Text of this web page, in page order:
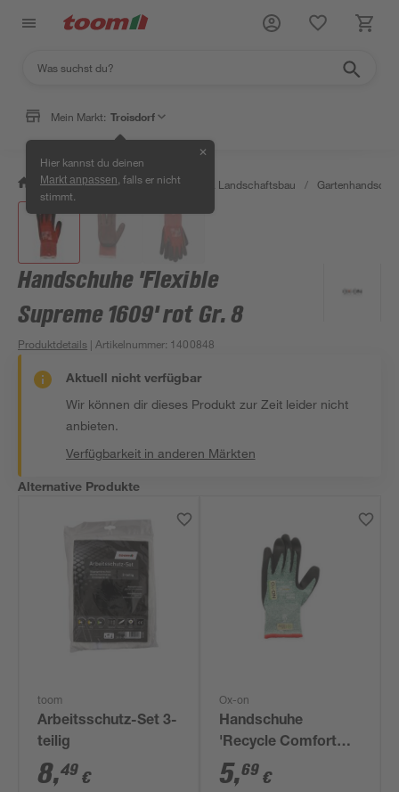
Mein Markt: Troisdorf
Hier kannst du deinen
Markt anpassen , falls er nicht
stimmt.
✕
/ Garten & Freizeit / Gartenbau & Landschaftsbau /
Handschuhe 'Flexible
Supreme 1609' rot Gr. 8
Produktdetails | Artikelnummer: 1400848
Aktuell nicht verfügbar
Wir können dir dieses Produkt zur Zeit leider nicht
anbieten.
Verfügbarkeit in anderen Märkten
Alternative Produkte
toom
Arbeitsschutz-Set 3-
teilig
8,49 €
Ox-on
Handschuhe
'Recycle Comfort
16301' grün Gr. 10
5,69 €